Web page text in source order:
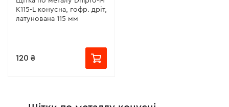
К115-L конусна, гофр. дріт,
латунована 115 мм
120 ₴